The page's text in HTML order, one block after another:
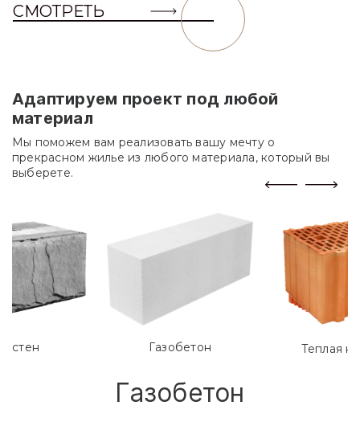
СМОТРЕТЬ
Адаптируем проект под любой
материал
Мы поможем вам реализовать вашу мечту о
прекрасном жилье из любого материала, который вы
выберете.
Газобетон Теплая
Газобетон